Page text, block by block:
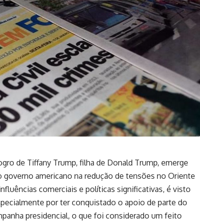
de Tiffany Trump, filha de Donald Trump, emerge
americano na redução de tensões no Oriente
comerciais e políticas significativas, é visto
por ter conquistado o apoio de parte do
presidencial, o que foi considerado um feito